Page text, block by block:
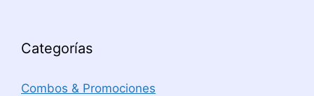
Categorías
Combos & Promociones